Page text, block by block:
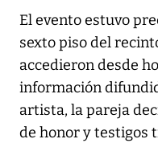
El evento estuvo
sexto piso del
accedieron desde
información
artista, la pareja
de honor y testigos